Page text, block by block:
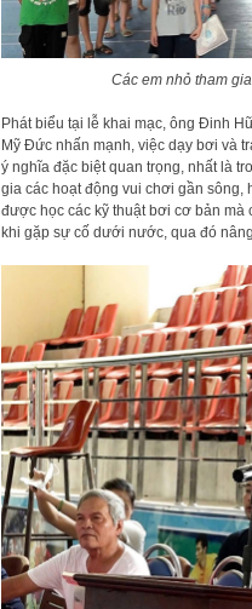
Các em nhỏ tham
Phát biểu tại lễ khai mạc, ông Đinh
Mỹ Đức nhấn mạnh, việc dạy bơi và
ý nghĩa đặc biệt quan trọng, nhất là
gia các hoạt động vui chơi gần sông,
được học các kỹ thuật bơi cơ bản
khi gặp sự cố dưới nước, qua đó